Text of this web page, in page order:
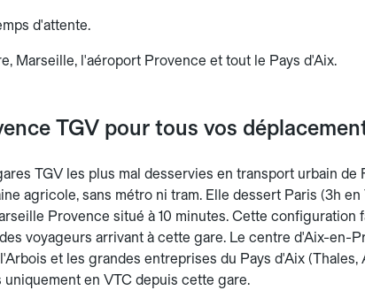
d'attente.
Marseille, l'aéroport Provence et tout le Pays d'Aix.
TGV pour tous vos
TGV les plus mal desservies en transport urbain de
agricole, sans métro ni tram. Elle dessert Paris (3h en
Provence situé à 10 minutes. Cette configuration
voyageurs arrivant à cette gare. Le centre d'Aix-en-
et les grandes entreprises du Pays d'Aix
en VTC depuis cette gare.